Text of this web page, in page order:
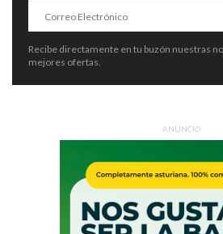
Recibe directamente en tu buzón nuestras
mejores ofertas.
ANUNCIO